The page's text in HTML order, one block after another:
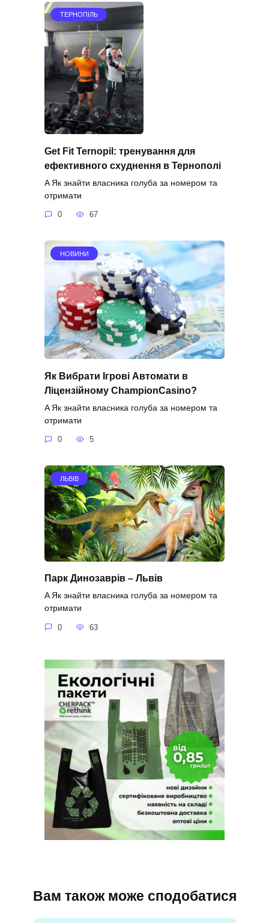
ТЕРНОПІЛЬ
Get Fit Ternopil: тренування для
ефективного схуднення в Тернополі
A Як знайти власника голуба за номером та
отримати
0 67
НОВИНИ
Як Вибрати Ігрові Автомати в
Ліцензійному ChampionCasino?
A Як знайти власника голуба за номером та
отримати
0 5
ЛЬВІВ
Парк Динозаврів – Львів
A Як знайти власника голуба за номером та
отримати
0 63
Вам також може сподобатися